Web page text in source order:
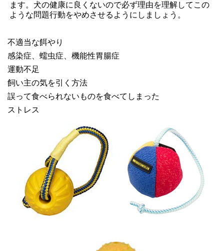
ます。犬の健康に良くないので必ず理由を理解してこの
ような問題行動をやめさせるようにしましょう。
不適当な餌やり
感染症、 蠕虫症、機能性胃腸症
運動不足
飼い主の気を引く方法
誤って食べられないものを食べてしまった
ストレス